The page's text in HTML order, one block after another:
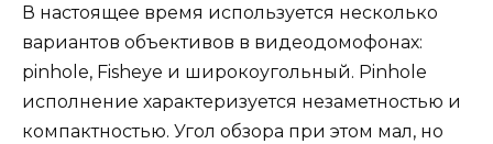
В настоящее время используется несколько
вариантов объективов в видеодомофонах:
pinhole, Fisheye и широкоугольный. Pinhole
исполнение характеризуется незаметностью и
компактностью. Угол обзора при этом мал, но